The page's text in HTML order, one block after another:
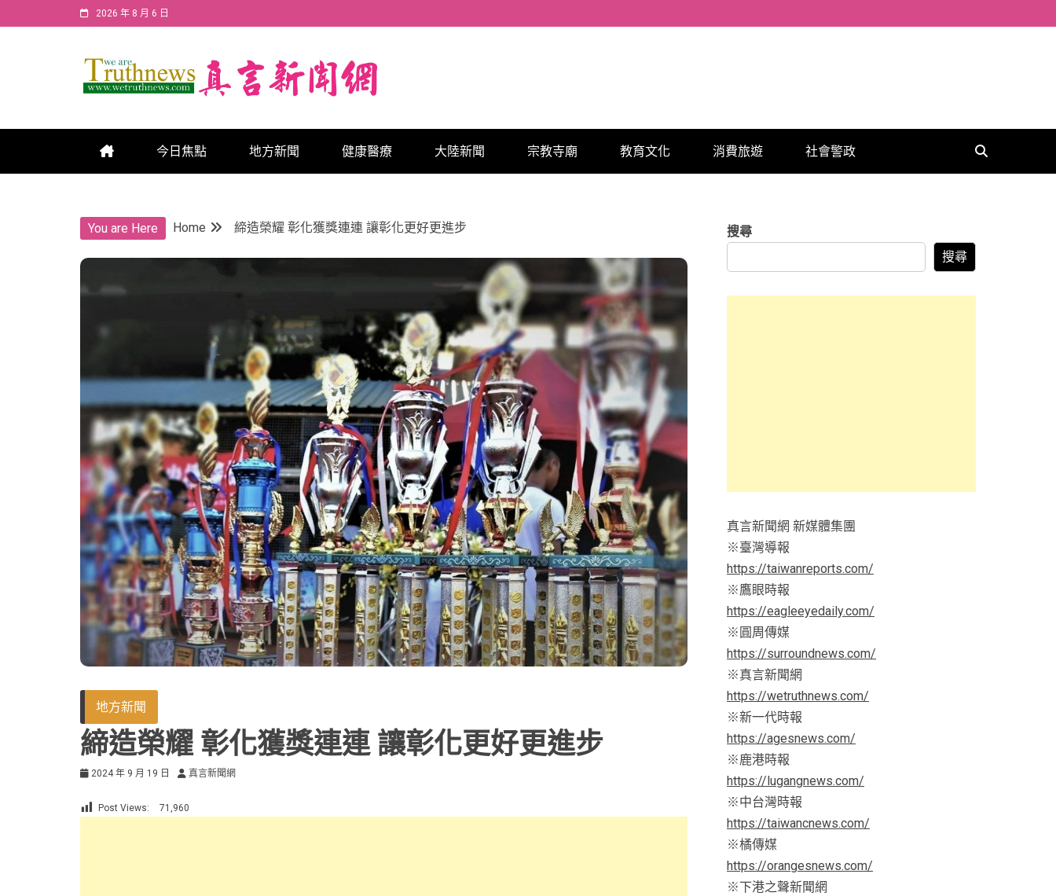
to
2026 年 8 月 6 日
真言新聞網
今日焦點 地方新聞 健康醫療 大陸新聞 宗教寺廟 教育文化 消費旅遊 社會警政
You are Here Home 締造榮耀 彰化獲獎連連 讓彰化更好更進步
地方新聞
締造榮耀 彰化獲獎連連 讓彰化更好更進步
2024 年 9 月 19 日 真言新聞網
Post Views: 71,960
搜尋
搜尋
真言新聞網 新媒體集團
※臺灣導報
https://taiwanreports.com/
※鷹眼時報
https://eagleeyedaily.com/
※圓周傳媒
https://surroundnews.com/
※真言新聞網
https://wetruthnews.com/
※新一代時報
https://agesnews.com/
※鹿港時報
https://lugangnews.com/
※中台灣時報
https://taiwancnews.com/
※橘傳媒
https://orangesnews.com/
※下港之聲新聞網